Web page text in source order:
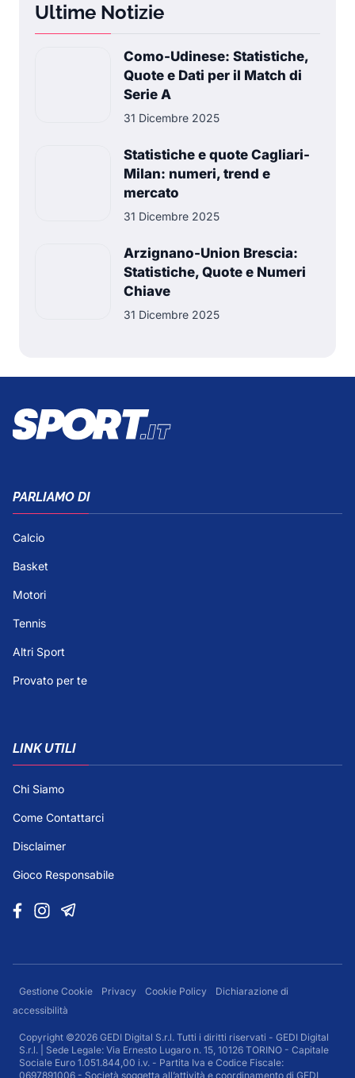
Ultime Notizie
Como-Udinese: Statistiche,
Quote e Dati per il Match di
Serie A
31 Dicembre 2025
Statistiche e quote Cagliari-
Milan: numeri, trend e
mercato
31 Dicembre 2025
Arzignano-Union Brescia:
Statistiche, Quote e Numeri
Chiave
31 Dicembre 2025
PARLIAMO DI
Calcio
Basket
Motori
Tennis
Altri Sport
Provato per te
LINK UTILI
Chi Siamo
Come Contattarci
Disclaimer
Gioco Responsabile
Gestione Cookie Privacy Cookie Policy
Dichiarazione di
accessibilità
Copyright ©2026 GEDI Digital S.r.l. Tutti i diritti riservati - GEDI Digital
S.r.l. | Sede Legale: Via Ernesto Lugaro n. 15, 10126 TORINO - Capitale
Sociale Euro 1.051.844,00 i.v. - Partita Iva e Codice Fiscale:
0697891006 - Società soggetta all’attività e coordinamento di GEDI